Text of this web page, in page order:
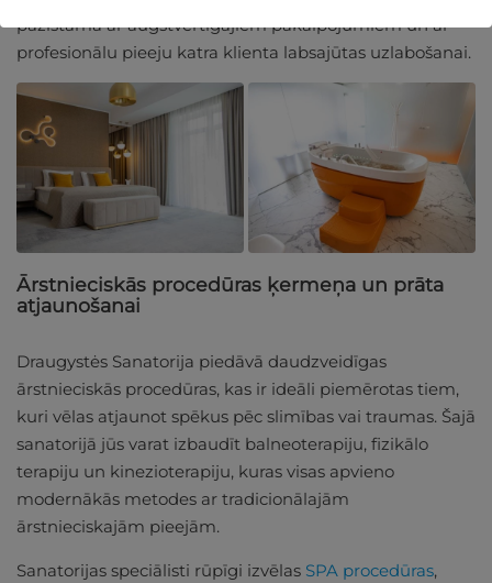
pazīstama ar augstvērtīgajiem pakalpojumiem un ar
profesionālu pieeju katra klienta labsajūtas uzlabošanai.
Ārstnieciskās procedūras ķermeņa un prāta
atjaunošanai
Draugystės Sanatorija piedāvā daudzveidīgas
ārstnieciskās procedūras, kas ir ideāli piemērotas tiem,
kuri vēlas atjaunot spēkus pēc slimības vai traumas. Šajā
sanatorijā jūs varat izbaudīt balneoterapiju, fizikālo
terapiju un kinezioterapiju, kuras visas apvieno
modernākās metodes ar tradicionālajām
ārstnieciskajām pieejām.
Sanatorijas speciālisti rūpīgi izvēlas SPA procedūras,